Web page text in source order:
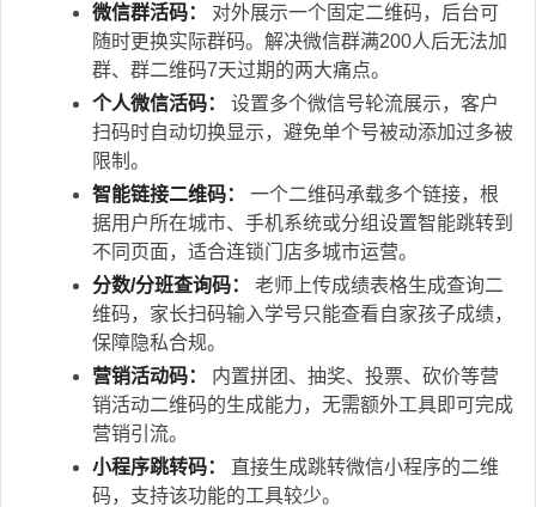
微信群活码：
对外展示一个固定二维码，后台可
随时更换实际群码。解决微信群满200人后无法加
群、群二维码7天过期的两大痛点。
个人微信活码：
设置多个微信号轮流展示，客户
扫码时自动切换显示，避免单个号被动添加过多被
限制。
智能链接二维码：
一个二维码承载多个链接，根
据用户所在城市、手机系统或分组设置智能跳转到
不同页面，适合连锁门店多城市运营。
分数/分班查询码：
老师上传成绩表格生成查询二
维码，家长扫码输入学号只能查看自家孩子成绩，
保障隐私合规。
营销活动码：
内置拼团、抽奖、投票、砍价等营
销活动二维码的生成能力，无需额外工具即可完成
营销引流。
小程序跳转码：
直接生成跳转微信小程序的二维
码，支持该功能的工具较少。